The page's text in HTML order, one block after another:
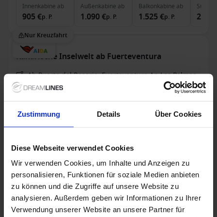
Zustimmung Details Über Cookies
Diese Webseite verwendet Cookies
Wir verwenden Cookies, um Inhalte und Anzeigen zu
personalisieren, Funktionen für soziale Medien anbieten
zu können und die Zugriffe auf unsere Website zu
analysieren. Außerdem geben wir Informationen zu Ihrer
Verwendung unserer Website an unsere Partner für
Innenkabine ab
905 €p. P.
Außenkabine ab
1.090 €p. P.
Balkonkabine ab
1.525 €p. P.
Suite
Nur Kreuzfahrt
Kanarische Inselwelt ab Fuerteventura
Ab Puerto del Rosario, Fuerteventura An Las Palmas,
Gran Canaria
Vollpension Deutsche Sprache an Bord
19 Feb. 2027 9Nächte
Innenkabineab
960 €p. P.
Außenkabine ab
1.155 €p. P.
Balkonkabineab
1.610 €p. P.
Suite
Nur Kreuzfahrt